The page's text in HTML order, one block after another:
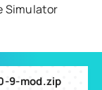
Simulator
9-mod.zip